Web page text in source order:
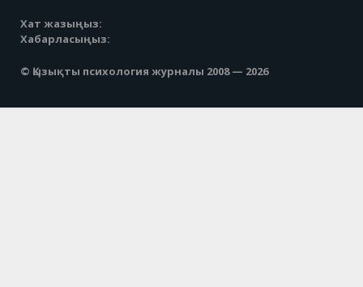
Хат жазыңыз:
Хабарласыңыз:
© Қызықты психология журналы 2008 — 2026